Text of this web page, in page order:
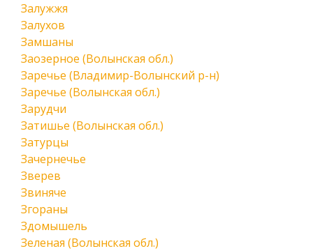
Залужжя
Залухов
Замшаны
Заозерное (Волынская обл.)
Заречье (Владимир-Волынский р-н)
Заречье (Волынская обл.)
Зарудчи
Затишье (Волынская обл.)
Затурцы
Зачернечье
Зверев
Звиняче
Згораны
Здомышель
Зеленая (Волынская обл.)